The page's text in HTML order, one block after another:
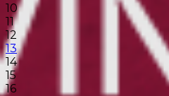
10
11
12
13
14
15
16